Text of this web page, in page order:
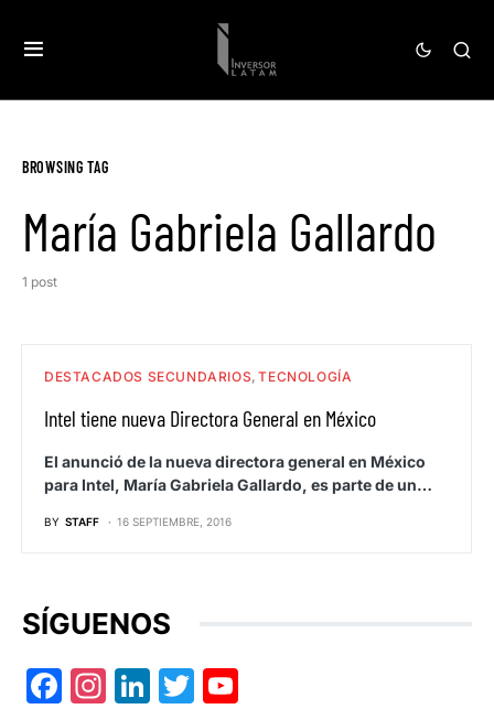
BROWSING TAG
María Gabriela Gallardo
1 post
DESTACADOS SECUNDARIOS TECNOLOGÍA
Intel tiene nueva Directora General en México
El anunció de la nueva directora general en México
para Intel, María Gabriela Gallardo, es parte de un…
BY STAFF 16 SEPTIEMBRE, 2016
SÍGUENOS
Facebook
Instagram
LinkedIn
Twitter